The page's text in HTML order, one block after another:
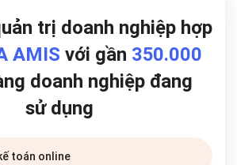
trị doanh nghiệp hợp
AMIS với gần 350.000
doanh nghiệp đang
sử dụng
toán online